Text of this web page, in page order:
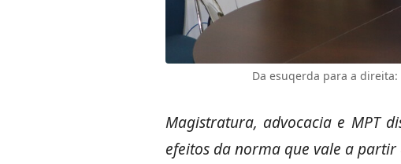
Da esuqerda para a direita:
Magistratura, advocacia e MPT
efeitos da norma que vale a partir